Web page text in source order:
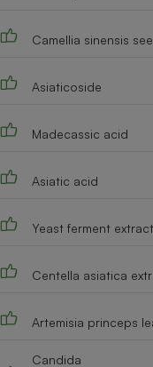
Camellia sinensis
Asiaticoside
Madecassic acid
Asiatic acid
Yeast ferment extract
Centella asiatica
Artemisia princeps
Candida